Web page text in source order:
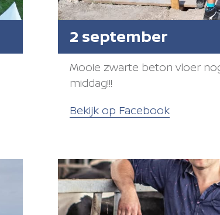
2 september
Mooie zwarte beton vloer
middag!!!
Bekijk op Facebook